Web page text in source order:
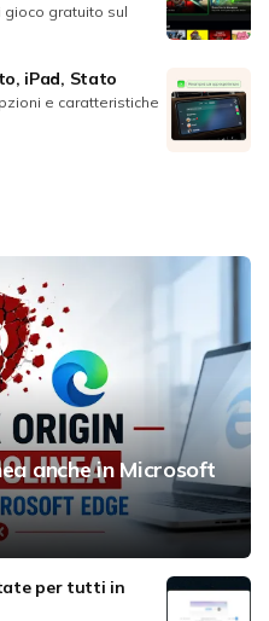
gioco gratuito sul
iPad, Stato
e caratteristiche
anche in Microsoft
per tutti in